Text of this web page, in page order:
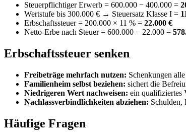
Steuerpflichtiger Erwerb = 600.000 − 400.000 =
Wertstufe bis 300.000 € → Steuersatz Klasse I =
Erbschaftssteuer = 200.000 × 11 % = 22.000 €
Netto-Erbe nach Steuer = 600.000 − 22.000 =
Erbschaftssteuer senken
Freibeträge mehrfach nutzen: Schenkungen
Familienheim selbst beziehen: sichert die
Niedrigeren Wert nachweisen: ein qualifiziertes
Nachlassverbindlichkeiten abziehen: Schulden,
Häufige Fragen